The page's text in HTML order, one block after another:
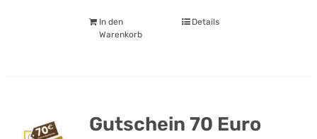
In den
Warenkorb
Details
Gutschein 70 Euro